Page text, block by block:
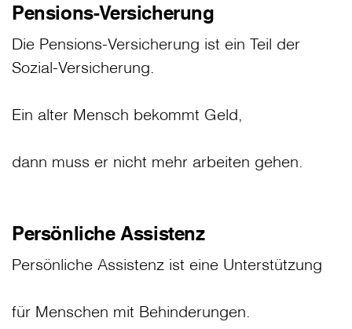
Pensions-Versicherung
Die Pensions-Versicherung ist ein Teil der
Sozial-Versicherung.
Ein alter Mensch bekommt Geld,
dann muss er nicht mehr arbeiten gehen.
Persönliche Assistenz
Persönliche Assistenz ist eine Unterstützung
für Menschen mit Behinderungen.